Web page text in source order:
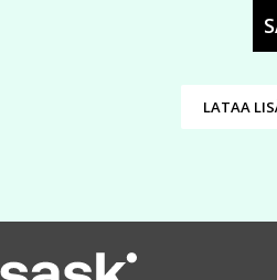
LATAA